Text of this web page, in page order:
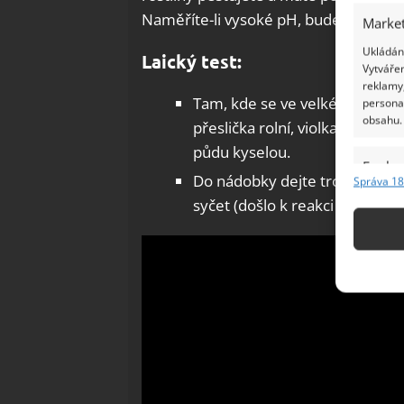
obsahu.
Funkce
Správa
Naměříte-li vysoké pH, bude
Laický test:
Tam, kde se ve velkém
přeslička rolní, violka
půdu kyselou.
Do nádobky dejte trochu
syčet (došlo k reakci mezi